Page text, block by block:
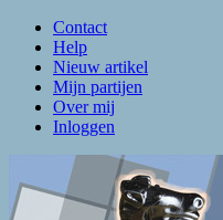
Contact
Help
Nieuw artikel
Mijn partijen
Over mij
Inloggen
Caissa